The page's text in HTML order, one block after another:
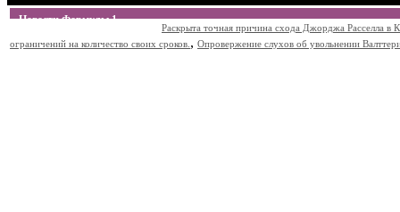
Новости Формулы 1
Раскрыта точная причина схода Джорджа Расселла в
ограничений на количество своих сроков. , Опровержение слухов об увольнении